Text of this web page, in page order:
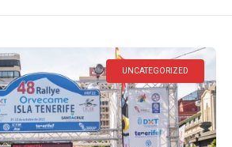
UNCATEGORIZED